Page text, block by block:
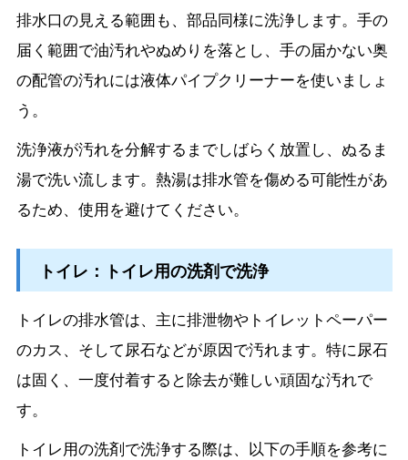
排水口の見える範囲も、部品同様に洗浄します。手の
届く範囲で油汚れやぬめりを落とし、手の届かない奥
の配管の汚れには液体パイプクリーナーを使いましょ
う。
洗浄液が汚れを分解するまでしばらく放置し、ぬるま
湯で洗い流します。熱湯は排水管を傷める可能性があ
るため、使用を避けてください。
トイレ：トイレ用の洗剤で洗浄
トイレの排水管は、主に排泄物やトイレットペーパー
のカス、そして尿石などが原因で汚れます。特に尿石
は固く、一度付着すると除去が難しい頑固な汚れで
す。
トイレ用の洗剤で洗浄する際は、以下の手順を参考に